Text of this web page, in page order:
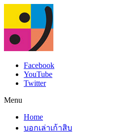
Facebook
YouTube
Twitter
Menu
Home
บอกเล่าเก้าสิบ